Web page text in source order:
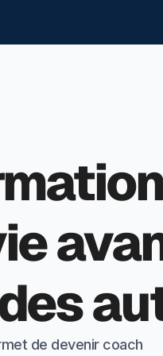
de devenir coach